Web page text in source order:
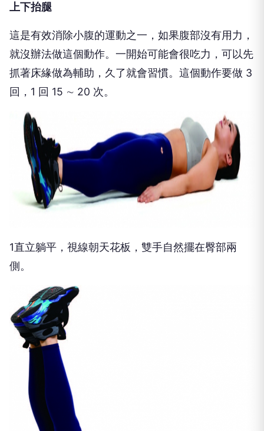
上下抬腿
這是有效消除小腹的運動之一，如果腹部沒有用力，
就沒辦法做這個動作。一開始可能會很吃力，可以先
抓著床緣做為輔助，久了就會習慣。這個動作要做 3
回，1 回 15 ∼ 20 次。
1直立躺平，視線朝天花板，雙手自然擺在臀部兩
側。